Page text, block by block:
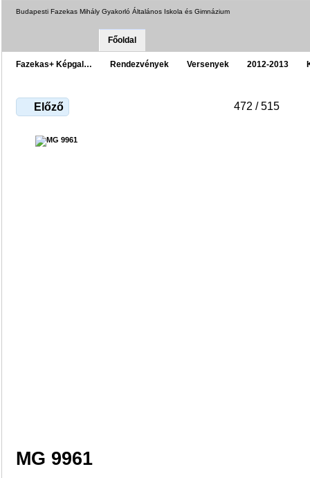
Budapesti Fazekas Mihály Gyakorló Általános Iskola és Gimnázium
Főoldal
Fazekas+ Képgal… Rendezvények Versenyek 2012-2013
Előző 472 / 515
MG 9961